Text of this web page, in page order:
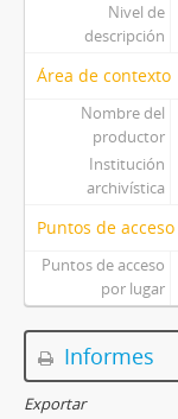
Nivel de
descripción
Área de contexto
Nombre del
productor
Institución
archivística
Puntos de acceso
Puntos de acceso
por lugar
Informes
Exportar